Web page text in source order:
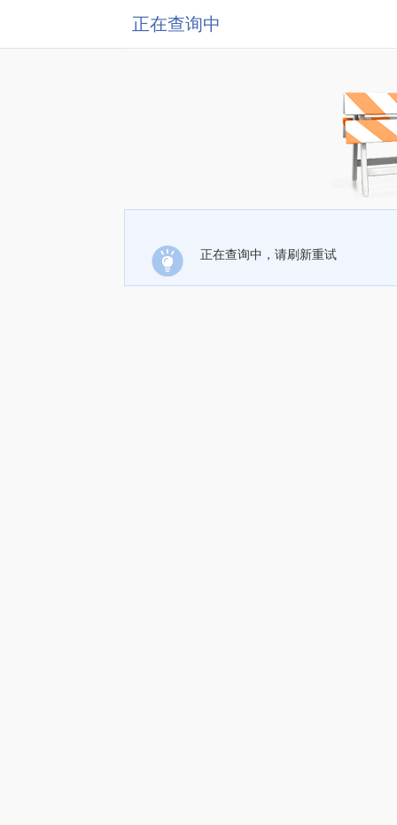
正在查询中
正在查询中，请刷新重试